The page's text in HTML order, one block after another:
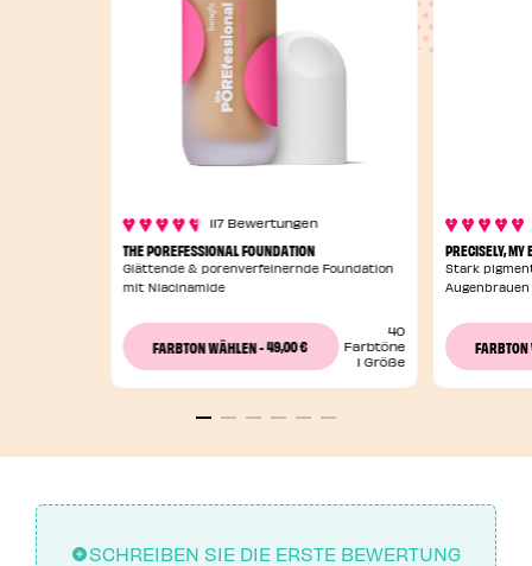
117 Bewertungen
THE POREFESSIONAL FOUNDATION
Glättende & porenverfeinernde Foundation
mit Niacinamide
FARBTON WÄHLEN-49,00 €
40
Farbtöne
1 Größe
PRECISELY, MY
Stark
Augenbrauen
SCHREIBEN SIE DIE ERSTE BEWERTUNG